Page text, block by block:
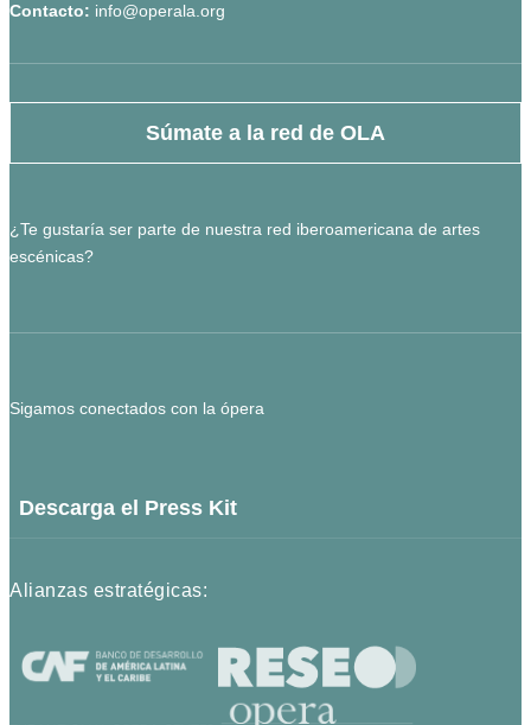
Contacto: info@operala.org
Súmate a la red de OLA
¿Te gustaría ser parte de nuestra red iberoamericana de artes
escénicas?
Sigamos conectados con la ópera
Descarga el Press Kit
Alianzas estratégicas: